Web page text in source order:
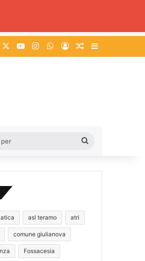
Facebook You TubeInstagramWhatsApp
AccediUn articolo a
asl teramo atri
comune giulianova
Fossacesia